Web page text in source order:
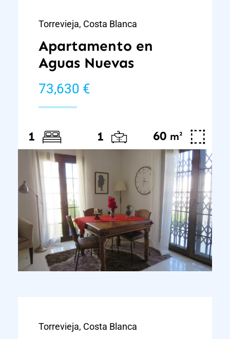
Torrevieja, Costa Blanca
Apartamento en
Aguas Nuevas
73,630 €
1 1 60 m²
Torrevieja, Costa Blanca